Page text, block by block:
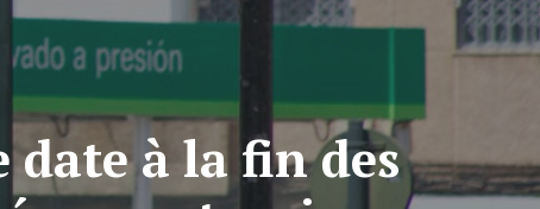
date à la fin des